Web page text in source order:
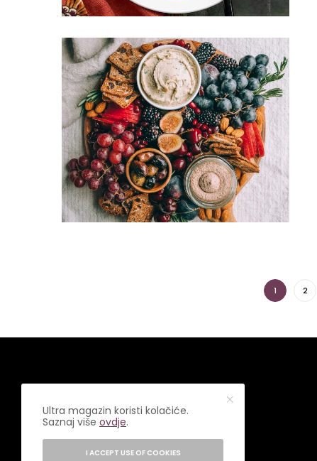
1 2
Ultra magazin koristi kolačiće.
Saznaj višeovdje.
I ACCEPT USE OF COOKIES